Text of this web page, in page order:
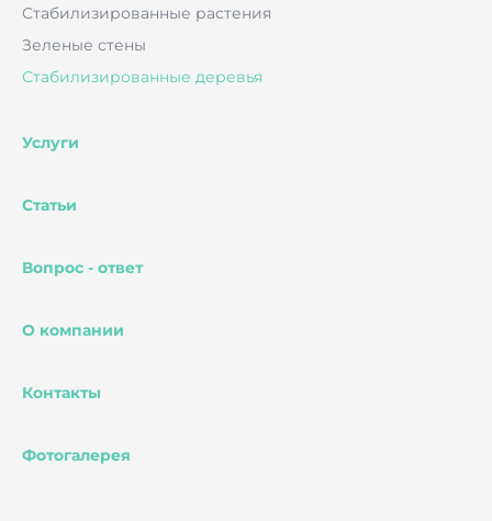
Стабилизированные растения
Зеленые стены
Стабилизированные деревья
Услуги
Статьи
Вопрос - ответ
О компании
Контакты
Фотогалерея